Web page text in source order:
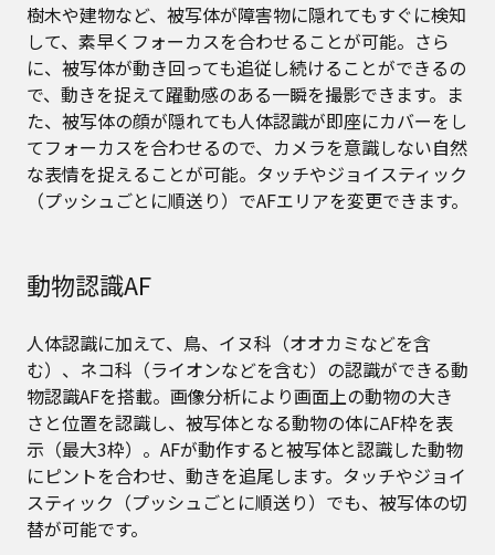
樹木や建物など、被写体が障害物に隠れてもすぐに検知
して、素早くフォーカスを合わせることが可能。さら
に、被写体が動き回っても追従し続けることができるの
で、動きを捉えて躍動感のある一瞬を撮影できます。ま
た、被写体の顔が隠れても人体認識が即座にカバーをし
てフォーカスを合わせるので、カメラを意識しない自然
な表情を捉えることが可能。タッチやジョイスティック
（プッシュごとに順送り）でAFエリアを変更できます。
動物認識AF
人体認識に加えて、鳥、イヌ科（オオカミなどを含
む）、ネコ科（ライオンなどを含む）の認識ができる動
物認識AFを搭載。画像分析により画面上の動物の大き
さと位置を認識し、被写体となる動物の体にAF枠を表
示（最大3枠）。AFが動作すると被写体と認識した動物
にピントを合わせ、動きを追尾します。タッチやジョイ
スティック（プッシュごとに順送り）でも、被写体の切
替が可能です。